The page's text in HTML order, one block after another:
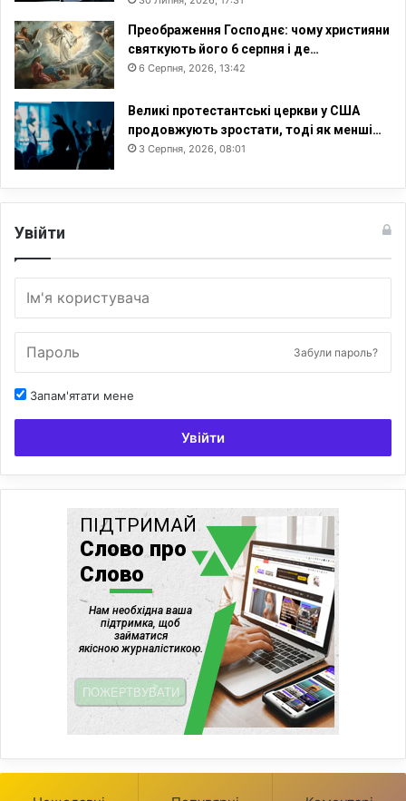
Преображення Господнє: чому християни
святкують його 6 серпня і де…
6 Серпня, 2026, 13:42
Великі протестантські церкви у США
продовжують зростати, тоді як менші…
3 Серпня, 2026, 08:01
Увійти
Забули пароль?
Запам'ятати мене
Увійти